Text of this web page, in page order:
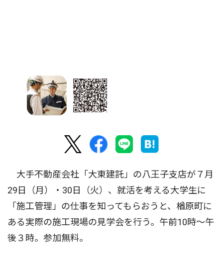
大手不動産会社「大東建託」の八王子支店が７月
29日（月）・30日（火）、就活を考える大学生に
「施工管理」の仕事を知ってもらおうと、楢原町に
ある実際の施工現場の見学会を行う。午前10時〜午
後３時。参加無料。